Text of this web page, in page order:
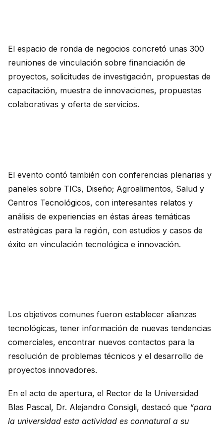
El espacio de ronda de negocios concretó unas 300
reuniones de vinculación sobre financiación de
proyectos, solicitudes de investigación, propuestas de
capacitación, muestra de innovaciones, propuestas
colaborativas y oferta de servicios.
El evento contó también con conferencias plenarias y
paneles sobre TICs, Diseño; Agroalimentos, Salud y
Centros Tecnológicos, con interesantes relatos y
análisis de experiencias en éstas áreas temáticas
estratégicas para la región, con estudios y casos de
éxito en vinculación tecnológica e innovación.
Los objetivos comunes fueron establecer alianzas
tecnológicas, tener información de nuevas tendencias
comerciales, encontrar nuevos contactos para la
resolución de problemas técnicos y el desarrollo de
proyectos innovadores.
En el acto de apertura, el Rector de la Universidad
Blas Pascal, Dr. Alejandro Consigli, destacó que “para
la universidad esta actividad es connatural a su